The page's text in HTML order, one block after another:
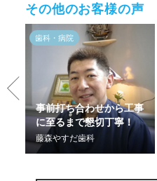
その他のお客様の声
歯科・病院
事前打ち合わせから工事
に至るまで懇切丁寧！
藤森やすだ歯科